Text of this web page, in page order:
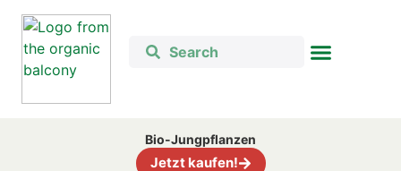
Bio-Jung­pflan­zen
Jetzt kau­fen!